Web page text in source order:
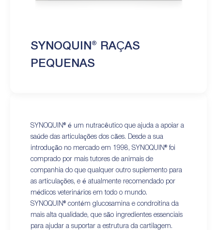
SYNOQUIN® RAÇAS
PEQUENAS
SYNOQUIN® é um nutracêutico que ajuda a apoiar a
saúde das articulações dos cães. Desde a sua
introdução no mercado em 1998, SYNOQUIN® foi
comprado por mais tutores de animais de
companhia do que qualquer outro suplemento para
as articulações, e é atualmente recomendado por
médicos veterinários em todo o mundo.
SYNOQUIN® contém glucosamina e condroitina da
mais alta qualidade, que são ingredientes essenciais
para ajudar a suportar a estrutura da cartilagem.